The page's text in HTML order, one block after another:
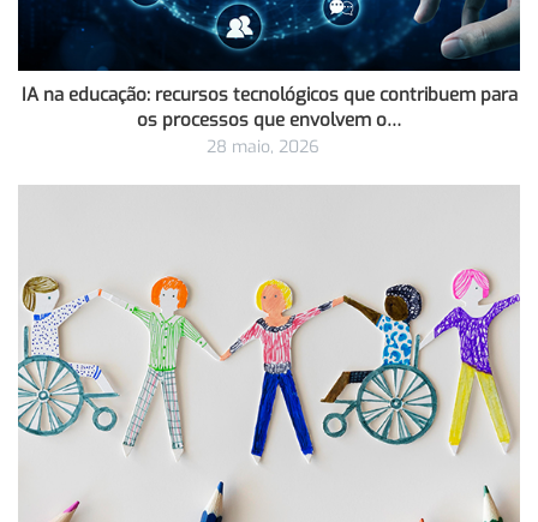
IA na educação: recursos tecnológicos que contribuem para
os processos que envolvem o…
28 maio, 2026